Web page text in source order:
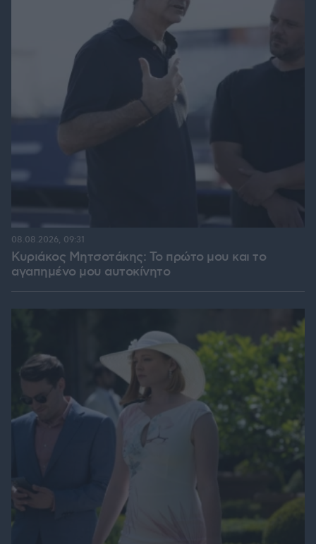
Κυριάκος Μητσοτάκης: Το πρώτο μου και το
αγαπημένο μου αυτοκίνητο
08.08.2026, 09:31